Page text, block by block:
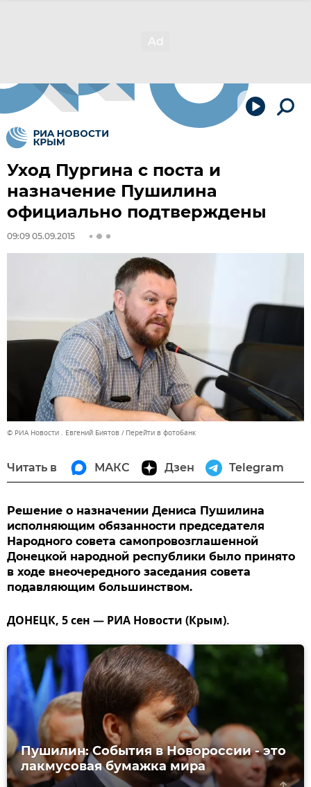
Уход Пургина с поста и
назначение Пушилина
официально подтверждены
09:09 05.09.2015
© РИА Новости . Евгений Биятов Перейти в фотобанк
Читать в МАКС Дзен Telegram
Решение о назначении Дениса Пушилина
исполняющим обязанности председателя
Народного совета самопровозглашенной
Донецкой народной республики было принято
в ходе внеочередного заседания совета
подавляющим большинством.
ДОНЕЦК, 5 сен — РИА Новости (Крым).
Пушилин: События в Новороссии - это
лакмусовая бумажка мира